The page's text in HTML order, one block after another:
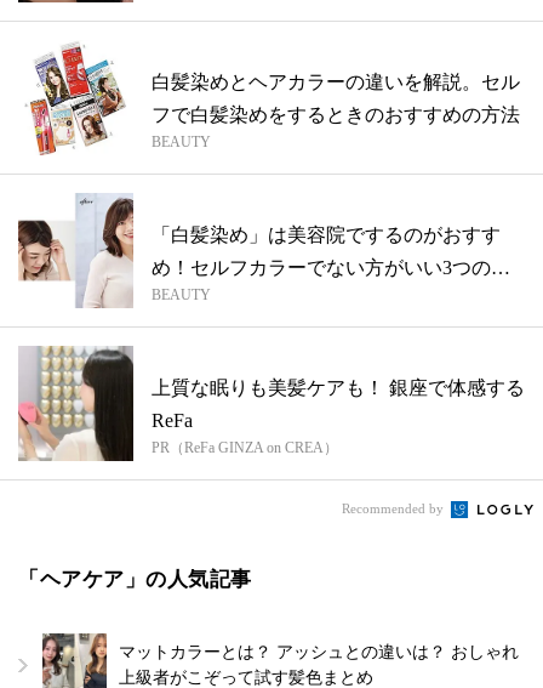
白髪染めとヘアカラーの違いを解説。セル
フで白髪染めをするときのおすすめの方法
BEAUTY
「白髪染め」は美容院でするのがおすす
め！セルフカラーでない方がいい3つの理
由
BEAUTY
上質な眠りも美髪ケアも！ 銀座で体感する
ReFa
PR（ReFa GINZA on CREA）
Recommended by
「ヘアケア」の人気記事
マットカラーとは？ アッシュとの違いは？ おしゃれ
上級者がこぞって試す髪色まとめ